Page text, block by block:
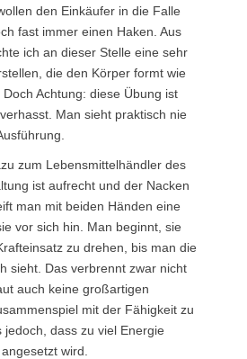
den Einkäufer in die Falle
fast immer einen Haken. Aus
ich an dieser Stelle eine sehr
die den Körper formt wie
Achtung: diese Übung ist
Man sieht praktisch nie
zum Lebensmittelhändler des
ist aufrecht und der Nacken
man mit beiden Händen eine
vor sich hin. Man beginnt, sie
zu drehen, bis man die
sieht. Das verbrennt zwar nicht
auch keine großartigen
mit der Fähigkeit zu
jedoch, dass zu viel Energie
wird.